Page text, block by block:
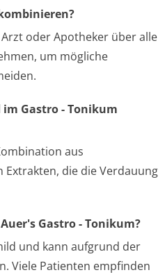
oder Apotheker über alle
um mögliche
Gastro - Tonikum
aus
die die Verdauung
Gastro - Tonikum?
und kann aufgrund der
Viele Patienten empfinden